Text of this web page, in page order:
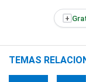
+
TEMAS